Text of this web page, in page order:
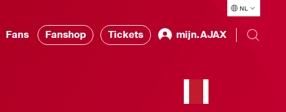
NL
Fans Fanshop Tickets mijn.AJAX